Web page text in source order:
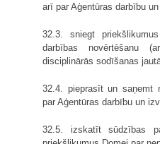
arī par Aģentūras darbību
32.3. sniegt
darbības novērtēšanu
disciplinārās sodīšanas
32.4. pieprasīt un saņemt
par Aģentūras darbību un
32.5. izskatīt sūdzības